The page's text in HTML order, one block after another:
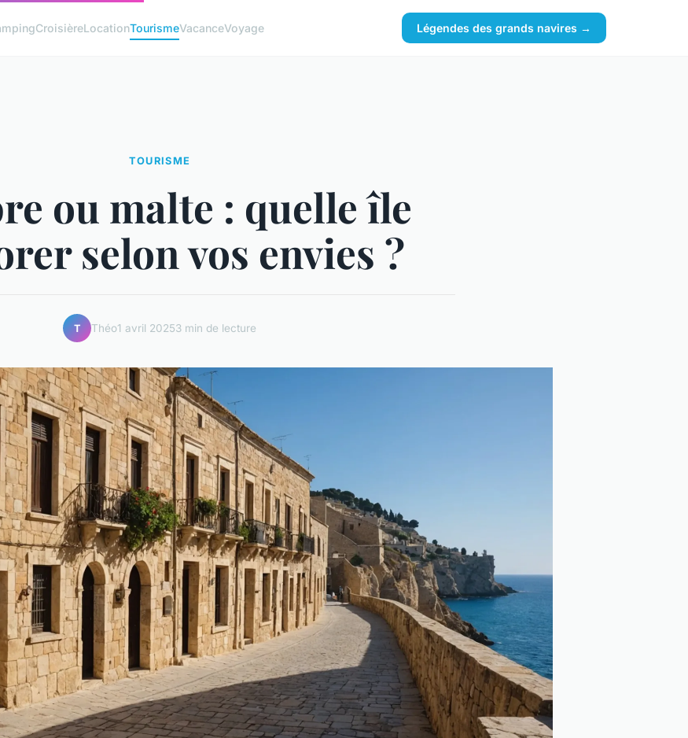
CroisièreLocationTourismeVacanceVoyage Légendes des grands navires →
TOURISME
ou malte : quelle île
selon vos envies ?
T Théo1 avril 20253 min de lecture